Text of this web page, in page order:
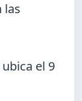
las
el 9